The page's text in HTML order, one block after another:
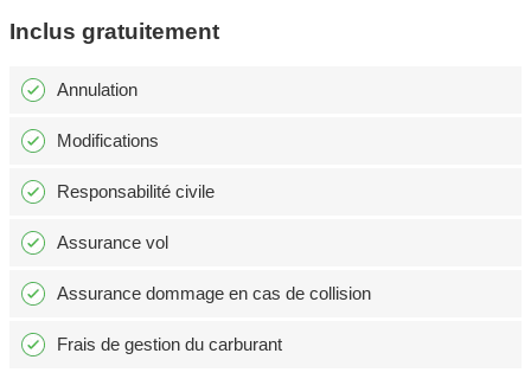
Inclus gratuitement
Annulation
Modifications
Responsabilité civile
Assurance vol
Assurance dommage en cas de collision
Frais de gestion du carburant